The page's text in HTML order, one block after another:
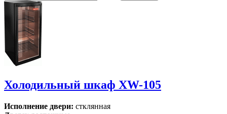
Холодильный шкаф XW-105
Исполнение двери: стклянная